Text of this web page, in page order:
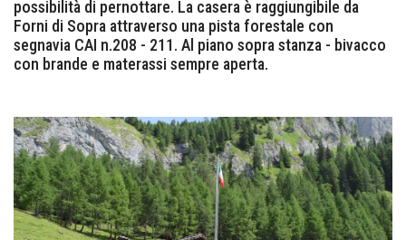
possibilità di pernottare. La casera è raggiungibile da
Forni di Sopra attraverso una pista forestale con
segnavia CAI n.208 - 211. Al piano sopra stanza - bivacco
con brande e materassi sempre aperta.